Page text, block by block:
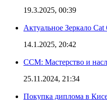
19.3.2025, 00:39
Актуальное Зеркало
14.1.2025, 20:42
CCM: Мастерство и
25.11.2024, 21:34
Покупка диплома в